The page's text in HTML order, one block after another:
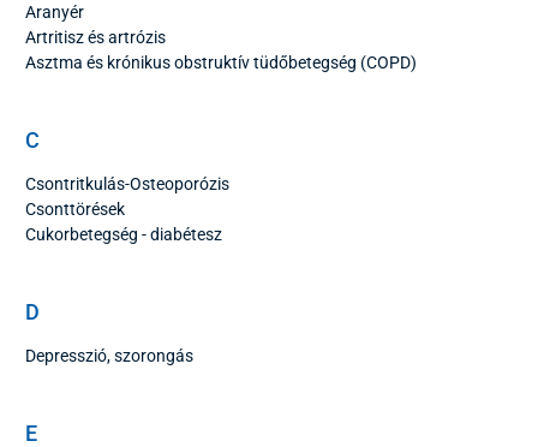
Aranyér
Artritisz és artrózis
Asztma és krónikus obstruktív tüdőbetegség (COPD)
C
Csontritkulás-Osteoporózis
Csonttörések
Cukorbetegség - diabétesz
D
Depresszió, szorongás
E